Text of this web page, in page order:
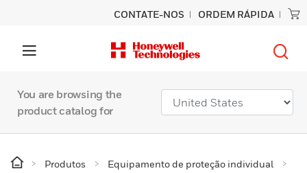
CONTATE-NOS ORDEM RÁPIDA
You are browsing the
product catalog for
Produtos
Equipamento de proteção individual